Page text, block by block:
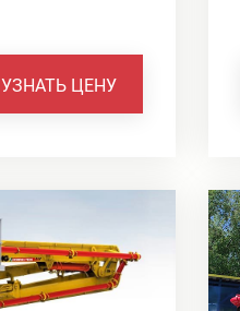
УЗНАТЬ ЦЕНУ